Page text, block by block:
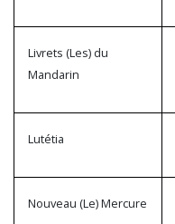
Livrets (Les) du
Mandarin
Lutétia
Nouveau (Le) Mercure